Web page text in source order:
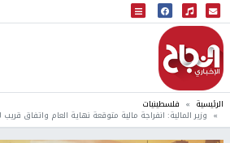
البث المباشر
إذاعة النجاح
الرئيسية فلسطينيات
وزير المالية: انفراجة مالية متوقعة نهاية العام واتفاق قريب